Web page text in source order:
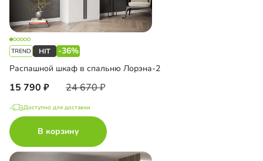
-36%
Распашной шкаф в спальню Лорэна-2
15 790 24 670
Доступно для доставки
В корзину